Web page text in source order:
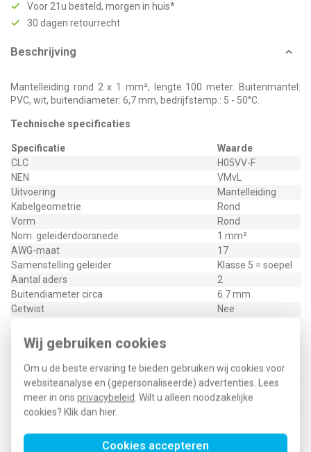
Wij gebruiken cookies
Om u de beste ervaring te bieden gebruiken wij cookies voor
websiteanalyse en (gepersonaliseerde) advertenties. Lees
meer in ons privacybeleid . Wilt u alleen noodzakelijke
cookies? Klik dan hier
Cookies accepteren
Voor 21u besteld, morgen in huis*
30 dagen retourrecht
Beschrijving
Mantelleiding rond 2 x 1 mm², lengte 100 meter. Buitenmantel:
PVC, wit, buitendiameter: 6,7 mm, bedrijfstemp.: 5 - 50°C.
Technische specificaties
Specificatie
Waarde
CLC
H05VV-F
NEN
VMvL
Uitvoering
Mantelleiding
Kabelgeometrie
Rond
Vorm
Rond
Nom. geleiderdoorsnede
1 mm²
AWG-maat
17
Samenstelling geleider
Klasse 5 = soepel
Aantal aders
2
Buitendiameter circa
6.7 mm
Getwist
Nee
Adercodering
Beschermingsgeleider (geel/groene ader)
Nee
Afscherming groepen
Geen
Afscherming collectief
Geen
Draagorgaan
(PVC)